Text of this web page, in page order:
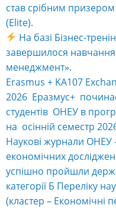
став срібним призером
(Elite).
На базі Бізнес-
завершилося
менеджмент».
Erasmus + KA107
2026 Еразмус+
студентів ОНЕУ в
на осінній семестр
Наукові журнали ОНЕУ
економічних
успішно пройшли
категорії Б Переліку
(кластер – Економічні